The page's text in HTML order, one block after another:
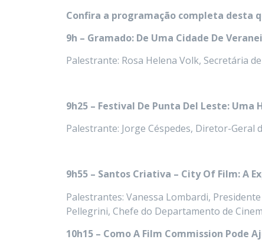
Confira a programação completa desta
9h – Gramado: De Uma Cidade De
Palestrante:‍ Rosa Helena Volk, Secretária
9h25 – Festival De Punta Del Leste: Uma
Palestrante: Jorge Céspedes, ‍Diretor-Geral
9h55 – Santos Criativa – City Of Film: A
Palestrantes:‍ Vanessa Lombardi,
Pellegrini, Chefe do Departamento de
10h15 – Como A Film Commission Pode